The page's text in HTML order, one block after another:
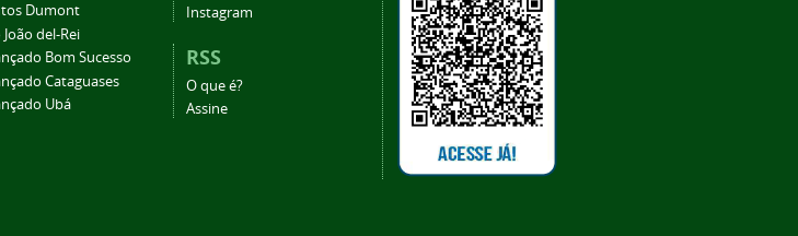
Dumont
João del-Rei
Bom Sucesso
Cataguases
Ubá
Instagram
RSS
O que é?
Assine